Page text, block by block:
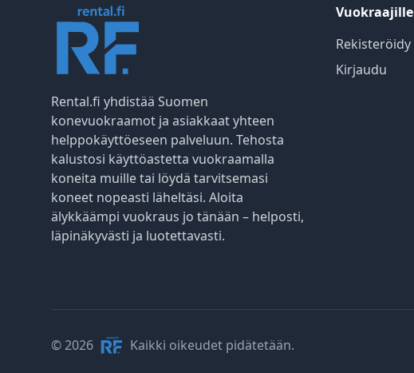
Rental.fi yhdistää Suomen
konevuokraamot ja asiakkaat yhteen
helppokäyttöeseen palveluun. Tehosta
kalustosi käyttöastetta vuokraamalla
koneita muille tai löydä tarvitsemasi
koneet nopeasti läheltäsi. Aloita
älykkäämpi vuokraus jo tänään – helposti,
läpinäkyvästi ja luotettavasti.
Vuokraajille
Rekisteröidy
Kirjaudu
© 2026 Kaikki oikeudet pidätetään.